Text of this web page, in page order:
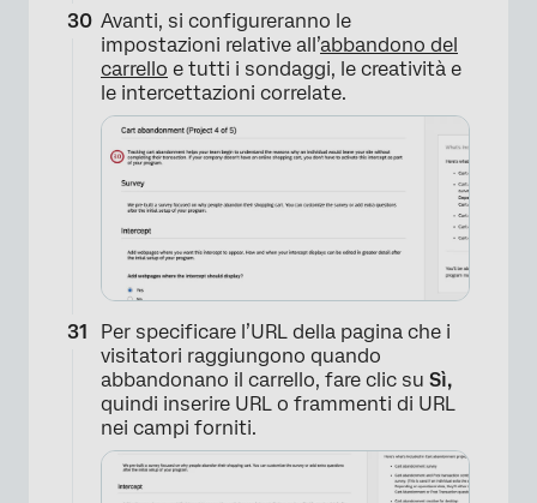
Avanti, si configureranno le
impostazioni relative all’abbandono del
carrello e tutti i sondaggi, le creatività e
le intercettazioni correlate.
Per specificare l’URL della pagina che i
visitatori raggiungono quando
abbandonano il carrello, fare clic su Sì,
quindi inserire URL o frammenti di URL
nei campi forniti.